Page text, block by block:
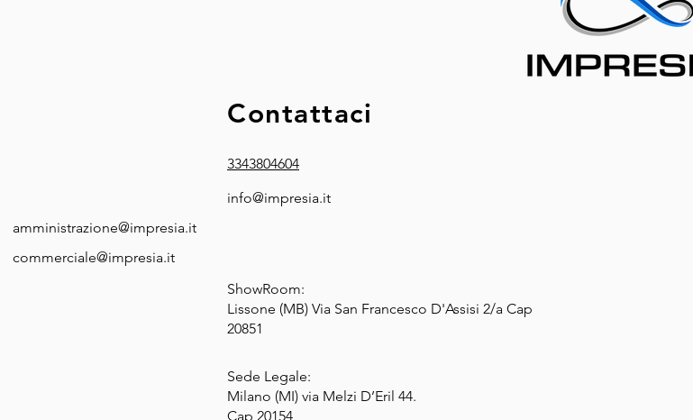
Contattaci
3343804604
info@impresia.it
ShowRoom:
Lissone (MB) Via San Francesco D'Assisi 2/a Cap
20851
Sede Legale:
Milano (MI) via Melzi D’Eril 44.
Cap 20154
amministrazione@impresia.it
commerciale@impresia.it